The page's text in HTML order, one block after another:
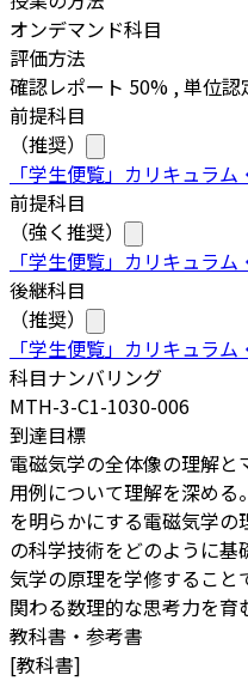
オンデマンド科目
評価方法
確認レポート 50% , 単位
前提科目
（推奨）
「学生便覧」カリキュラ
前提科目
（強く推奨）
「学生便覧」カリキュラ
後継科目
（推奨）
「学生便覧」カリキュラ
科目ナンバリング
MTH-3-C1-1030-006
到達目標
電磁気学の全体像の理解
用例について理解を深め
を明らかにする電磁気学
の科学技術をどのように
気学の原理を学修すること
関わる数理的な思考力を育
教科書・参考書
[教科書]